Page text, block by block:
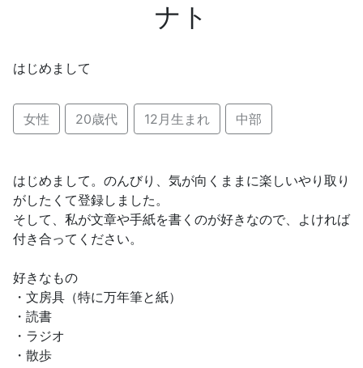
ナト
はじめまして
女性 20歳代 12月生まれ 中部
はじめまして。のんびり、気が向くままに楽しいやり取り
がしたくて登録しました。
そして、私が文章や手紙を書くのが好きなので、よければ
付き合ってください。
好きなもの
・文房具（特に万年筆と紙）
・読書
・ラジオ
・散歩